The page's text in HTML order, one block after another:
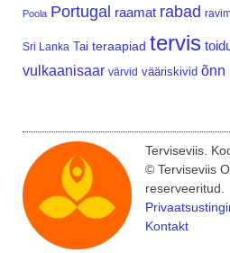
Poola Portugal raamat rabad
Sri Lanka Tai teraapiad tervis
vulkaanisaar värvid vääriskivid õnn
Terviseviis.
© Terviseviis
reserveeritud.
Kontakt